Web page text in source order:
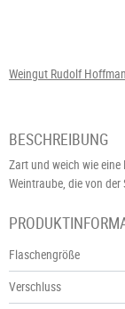
Weingut Rudolf
BESCHREIBUNG
Zart und weich wie eine
Weintraube, die von
Flaschengröße
Verschluss